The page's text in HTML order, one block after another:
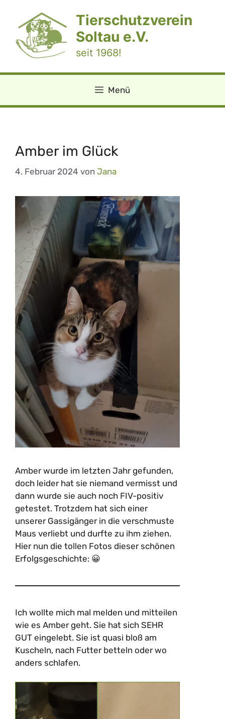
springen
Tierschutzverein
Soltau e.V.
seit 1968!
Menü
Amber im Glück
4. Februar 2024 von Jana
Amber wurde im letzten Jahr gefunden,
doch leider hat sie niemand vermisst und
dann wurde sie auch noch FIV-positiv
getestet. Trotzdem hat sich einer
unserer Gassigänger in die verschmuste
Maus verliebt und durfte zu ihm ziehen.
Hier nun die tollen Fotos dieser schönen
Erfolgsgeschichte: 😀
Ich wollte mich mal melden und mitteilen
wie es Amber geht. Sie hat sich SEHR
GUT eingelebt. Sie ist quasi bloß am
Kuscheln, nach Futter betteln oder wo
anders schlafen.